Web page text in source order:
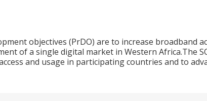
objectives (PrDO) are to increase broadband
of a single digital market in Western Africa.The
and usage in participating countries and to